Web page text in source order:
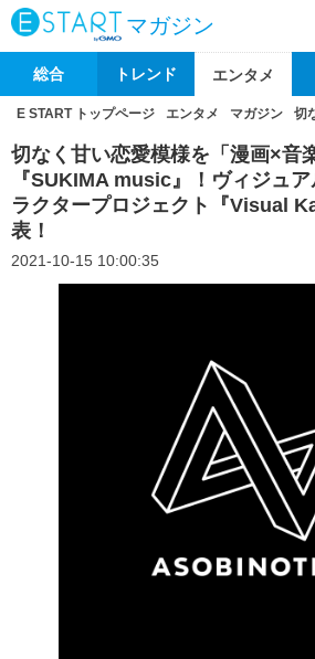
マガジン
総合 トレンド エンタメ
E START トップページ エンタメ マガジン 切
切なく甘い恋愛模様を「漫画×音
『SUKIMA music』！ヴィジュ
ラクタープロジェクト『Visual
表！
2021-10-15 10:00:35